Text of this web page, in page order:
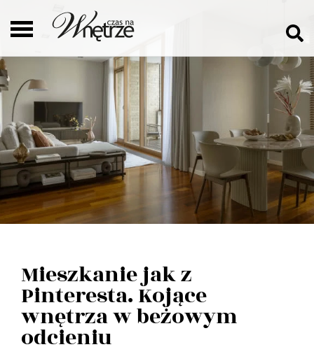
Mieszkanie jak z
Pinteresta. Kojące
wnętrza w beżowym
odcieniu